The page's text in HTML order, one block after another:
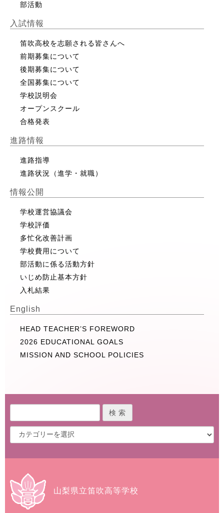
部活動
入試情報
笛吹高校を志願される皆さんへ
前期募集について
後期募集について
全国募集について
学校説明会
オープンスクール
合格発表
進路情報
進路指導
進路状況（進学・就職）
情報公開
学校運営協議会
学校評価
多忙化改善計画
学校費用について
部活動に係る活動方針
いじめ防止基本方針
入札結果
English
HEAD TEACHER’S FOREWORD
2026 EDUCATIONAL GOALS
MISSION AND SCHOOL POLICIES
山梨県立笛吹高等学校